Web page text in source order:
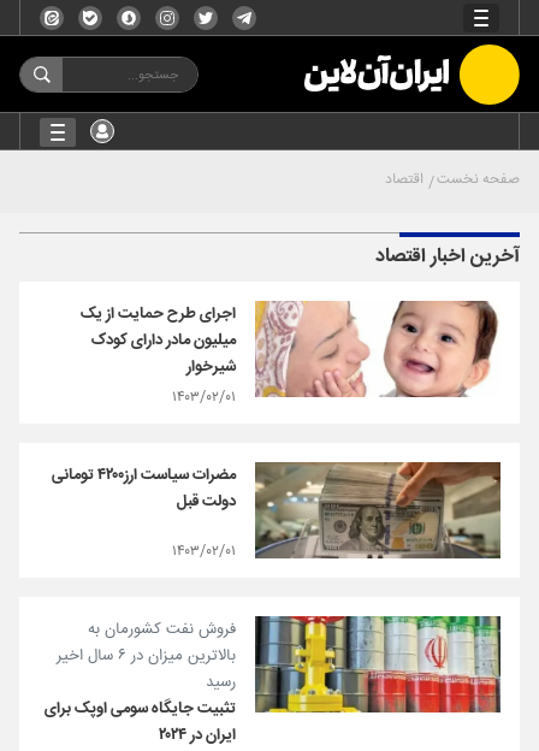
صفحه نخست اقتصاد
آخرین اخبار اقتصاد
اجرای طرح حمایت از یک
میلیون مادر دارای کودک
شیرخوار
۱۴۰۳/۰۲/۰۱
مضرات سیاست ارز۴۲۰۰ تومانی
دولت قبل
۱۴۰۳/۰۲/۰۱
فروش نفت کشورمان به
بالاترین میزان در ۶ سال اخیر
رسید
تثبیت جایگاه سومی اوپک برای
ایران در ۲۰۲۴